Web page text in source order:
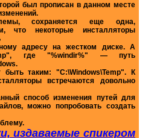
был прописан в данном месте
сохраняется еще одна,
что некоторые инсталляторы
адресу на жестком диске. А
где "%windir%" — путь
таким: "C:\Windows\Temp". К
встречаются довольно
способ изменения путей для
можно попробовать создать
издаваемые спикером